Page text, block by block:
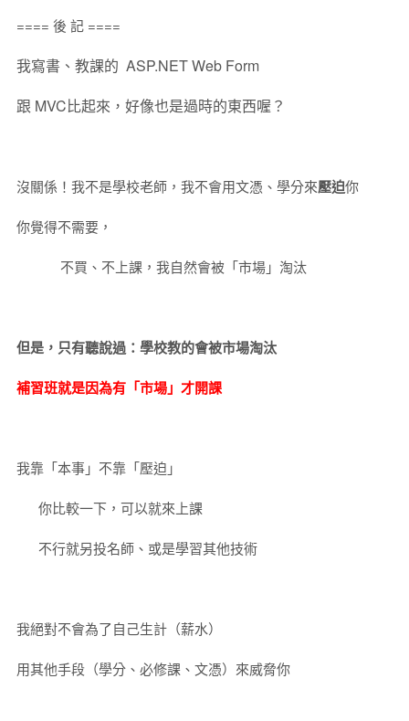
==== 後 記 ====
我寫書、教課的 ASP.NET Web Form
跟 MVC比起來，好像也是過時的東西喔？
沒關係！我不是學校老師，我不會用文憑、學分來壓迫你
你覺得不需要，
不買、不上課，我自然會被「市場」淘汰
但是，只有聽說過：學校教的會被市場淘汰
補習班就是因為有「市場」才開課
我靠「本事」不靠「壓迫」
你比較一下，可以就來上課
不行就另投名師、或是學習其他技術
我絕對不會為了自己生計（薪水）
用其他手段（學分、必修課、文憑）來威脅你